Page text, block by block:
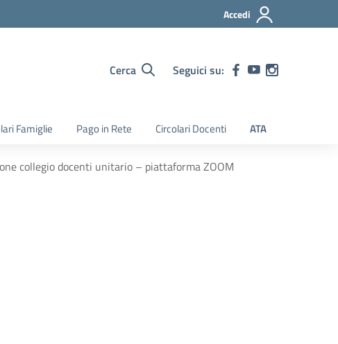
Accedi
Cerca Seguici su:
Famiglie Pago in Rete Circolari Docenti ATA
collegio docenti unitario – piattaforma ZOOM